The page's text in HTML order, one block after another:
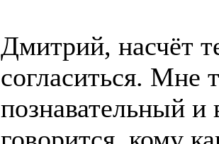
Дмитрий, насчёт
согласиться. Мне
познавательный